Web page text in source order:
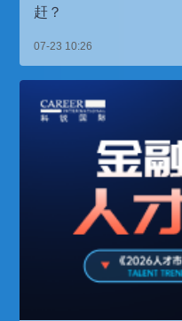
赶？
07-23 10:26